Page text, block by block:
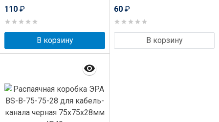
110 ₽
В корзину
60 ₽
В корзину